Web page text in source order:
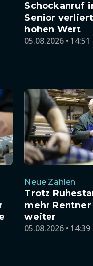
Schockanruf
Senior
hohen Wert
05.08.2026 • 14:51
Neue Zahlen
Trotz
mehr
weiter
05.08.2026 • 14:39